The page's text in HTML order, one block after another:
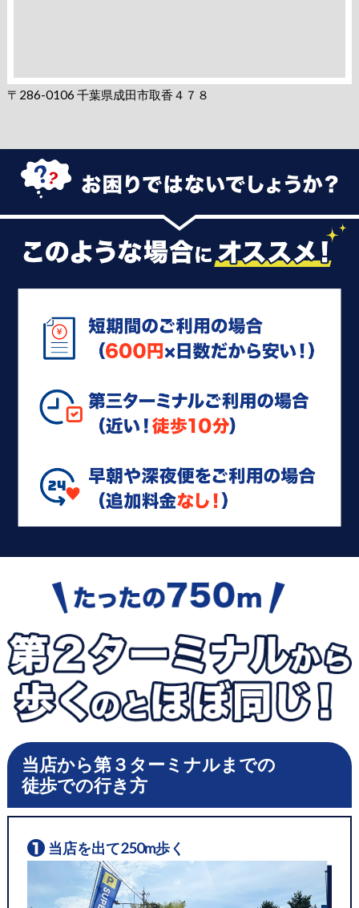
〒286-0106 千葉県成田市取香４７８
当店から第３ターミナルまでの
徒歩での行き方
当店を出て250m歩く